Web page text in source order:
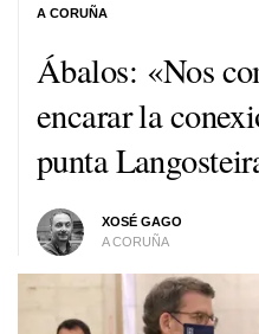
Ábalos: «Nos
encarar la
punta
XOSÉ GAGO
A CORUÑA
A CORUÑA